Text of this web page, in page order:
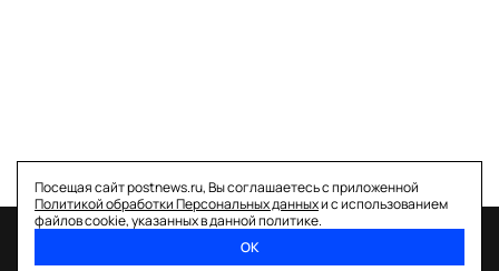
Посещая сайт postnews.ru, Вы соглашаетесь с приложенной
Политикой обработки Персональных данныхи с использованием
файлов cookie, указанных в данной политике.
ОК